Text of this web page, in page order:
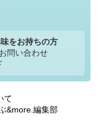
をお持ちの方
問い合わせ
て
&more.編集部